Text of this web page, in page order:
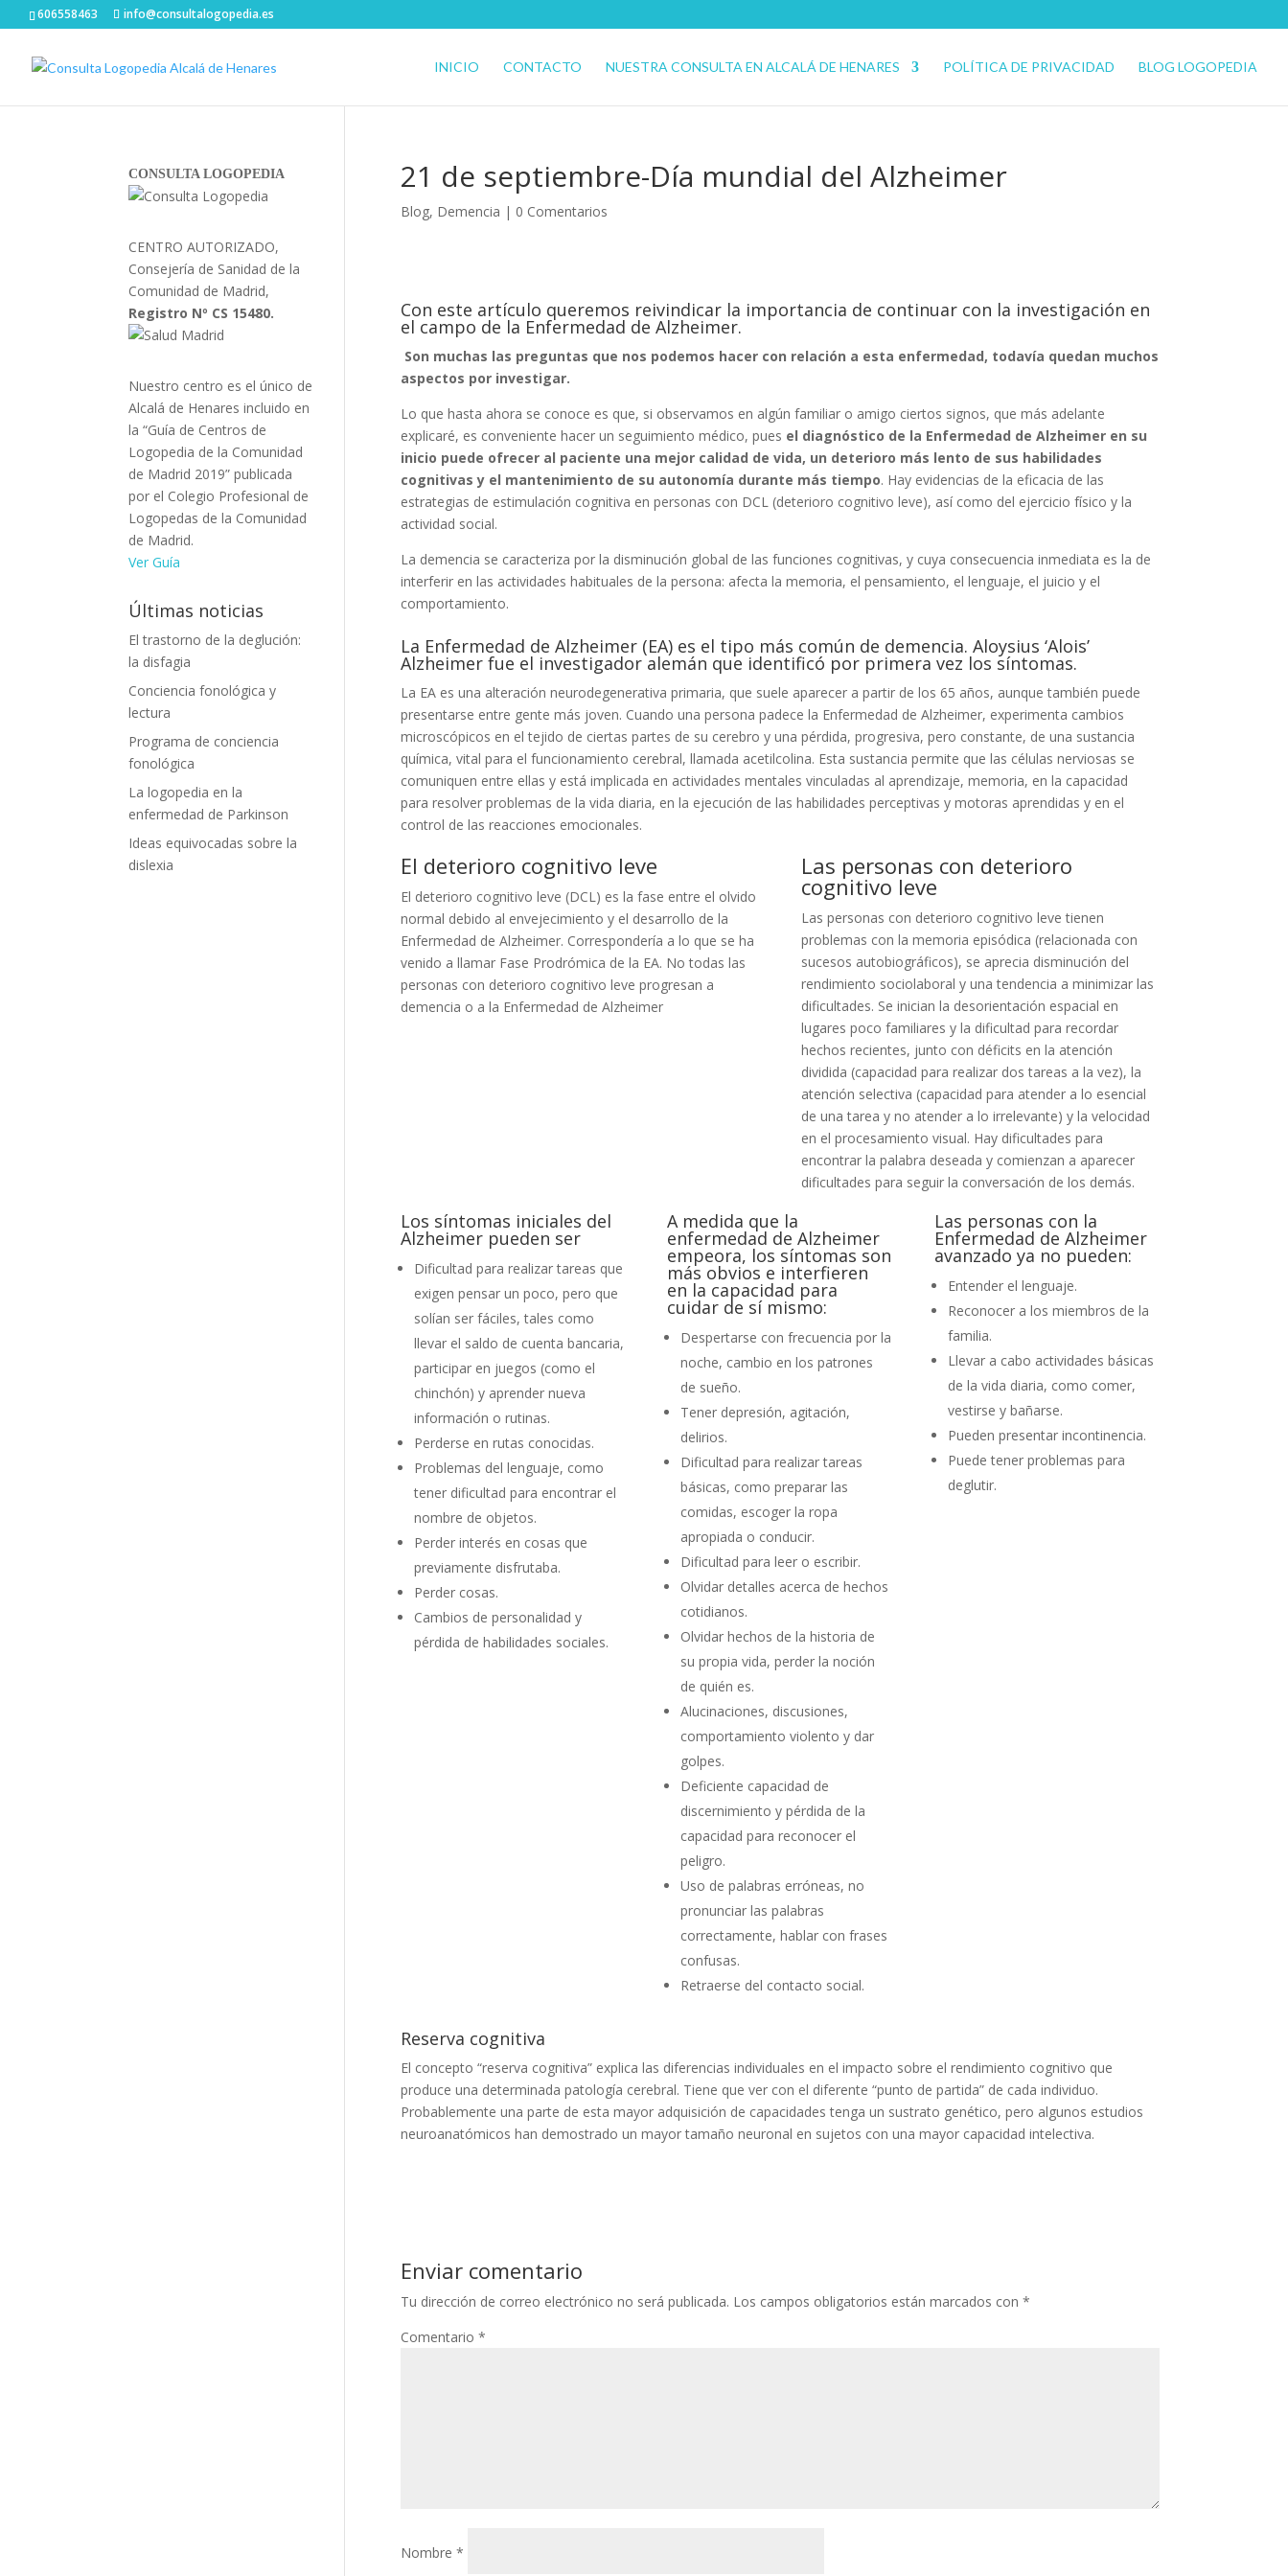
606558463 info@consultalogopedia.es
INICIO CONTACTO NUESTRA CONSULTA EN ALCALÁ DE HENARES POLÍTICA DE PRIVACIDAD BLOG LOGOPEDIA
21 de septiembre-Día mundial del Alzheimer
Blog, Demencia | 0 Comentarios
Con este artículo queremos reivindicar la importancia de continuar con la investigación en
el campo de la Enfermedad de Alzheimer.
Son muchas las preguntas que nos podemos hacer con relación a esta enfermedad, todavía quedan muchos
aspectos por investigar.
Lo que hasta ahora se conoce es que, si observamos en algún familiar o amigo ciertos signos, que más adelante
explicaré, es conveniente hacer un seguimiento médico, pues el diagnóstico de la Enfermedad de Alzheimer en su
inicio puede ofrecer al paciente una mejor calidad de vida, un deterioro más lento de sus habilidades
cognitivas y el mantenimiento de su autonomía durante más tiempo. Hay evidencias de la eficacia de las
estrategias de estimulación cognitiva en personas con DCL (deterioro cognitivo leve), así como del ejercicio físico y la
actividad social.
La demencia se caracteriza por la disminución global de las funciones cognitivas, y cuya consecuencia inmediata es la de
interferir en las actividades habituales de la persona: afecta la memoria, el pensamiento, el lenguaje, el juicio y el
comportamiento.
La Enfermedad de Alzheimer (EA) es el tipo más común de demencia. Aloysius ‘Alois’
Alzheimer fue el investigador alemán que identificó por primera vez los síntomas.
La EA es una alteración neurodegenerativa primaria, que suele aparecer a partir de los 65 años, aunque también puede
presentarse entre gente más joven. Cuando una persona padece la Enfermedad de Alzheimer, experimenta cambios
microscópicos en el tejido de ciertas partes de su cerebro y una pérdida, progresiva, pero constante, de una sustancia
química, vital para el funcionamiento cerebral, llamada acetilcolina. Esta sustancia permite que las células nerviosas se
comuniquen entre ellas y está implicada en actividades mentales vinculadas al aprendizaje, memoria, en la capacidad
para resolver problemas de la vida diaria, en la ejecución de las habilidades perceptivas y motoras aprendidas y en el
control de las reacciones emocionales.
El deterioro cognitivo leve
El deterioro cognitivo leve (DCL) es la fase entre el olvido
normal debido al envejecimiento y el desarrollo de la
Enfermedad de Alzheimer. Correspondería a lo que se ha
venido a llamar Fase Prodrómica de la EA. No todas las
personas con deterioro cognitivo leve progresan a
demencia o a la Enfermedad de Alzheimer
Las personas con deterioro
cognitivo leve
Las personas con deterioro cognitivo leve tienen
problemas con la memoria episódica (relacionada con
sucesos autobiográficos), se aprecia disminución del
rendimiento sociolaboral y una tendencia a minimizar las
dificultades. Se inician la desorientación espacial en
lugares poco familiares y la dificultad para recordar
hechos recientes, junto con déficits en la atención
dividida (capacidad para realizar dos tareas a la vez), la
atención selectiva (capacidad para atender a lo esencial
de una tarea y no atender a lo irrelevante) y la velocidad
en el procesamiento visual. Hay dificultades para
encontrar la palabra deseada y comienzan a aparecer
dificultades para seguir la conversación de los demás.
Los síntomas iniciales del
Alzheimer pueden ser
Dificultad para realizar tareas que
exigen pensar un poco, pero que
solían ser fáciles, tales como
llevar el saldo de cuenta bancaria,
participar en juegos (como el
chinchón) y aprender nueva
información o rutinas.
Perderse en rutas conocidas.
Problemas del lenguaje, como
tener dificultad para encontrar el
nombre de objetos.
Perder interés en cosas que
previamente disfrutaba.
Perder cosas.
Cambios de personalidad y
pérdida de habilidades sociales.
A medida que la
enfermedad de Alzheimer
empeora, los síntomas son
más obvios e interfieren
en la capacidad para
cuidar de sí mismo:
Despertarse con frecuencia por la
noche, cambio en los patrones
de sueño.
Tener depresión, agitación,
delirios.
Dificultad para realizar tareas
básicas, como preparar las
comidas, escoger la ropa
apropiada o conducir.
Dificultad para leer o escribir.
Olvidar detalles acerca de hechos
cotidianos.
Olvidar hechos de la historia de
su propia vida, perder la noción
de quién es.
Alucinaciones, discusiones,
comportamiento violento y dar
golpes.
Deficiente capacidad de
discernimiento y pérdida de la
capacidad para reconocer el
peligro.
Uso de palabras erróneas, no
pronunciar las palabras
correctamente, hablar con frases
confusas.
Retraerse del contacto social.
Las personas con la
Enfermedad de Alzheimer
avanzado ya no pueden:
Entender el lenguaje.
Reconocer a los miembros de la
familia.
Llevar a cabo actividades básicas
de la vida diaria, como comer,
vestirse y bañarse.
Pueden presentar incontinencia.
Puede tener problemas para
deglutir.
Reserva cognitiva
El concepto “reserva cognitiva” explica las diferencias individuales en el impacto sobre el rendimiento cognitivo que
produce una determinada patología cerebral. Tiene que ver con el diferente “punto de partida” de cada individuo.
Probablemente una parte de esta mayor adquisición de capacidades tenga un sustrato genético, pero algunos estudios
neuroanatómicos han demostrado un mayor tamaño neuronal en sujetos con una mayor capacidad intelectiva.
Enviar comentario
Tu dirección de correo electrónico no será publicada. Los campos obligatorios están marcados con *
Comentario *
Nombre *
CONSULTA LOGOPEDIA
CENTRO AUTORIZADO,
Consejería de Sanidad de la
Comunidad de Madrid,
Registro Nº CS 15480.
Nuestro centro es el único de
Alcalá de Henares incluido en
la “Guía de Centros de
Logopedia de la Comunidad
de Madrid 2019” publicada
por el Colegio Profesional de
Logopedas de la Comunidad
de Madrid.
Ver Guía
Últimas noticias
El trastorno de la deglución:
la disfagia
Conciencia fonológica y
lectura
Programa de conciencia
fonológica
La logopedia en la
enfermedad de Parkinson
Ideas equivocadas sobre la
dislexia